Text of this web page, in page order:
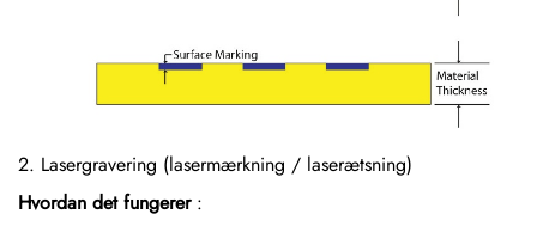
2. Lasergravering (lasermærkning / laserætsning)
Hvordan det fungerer :